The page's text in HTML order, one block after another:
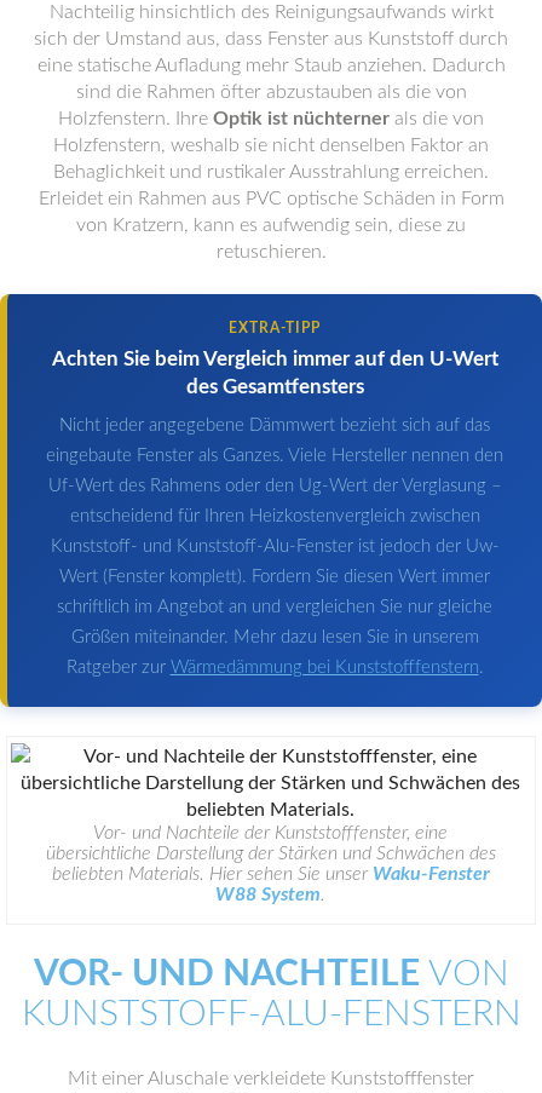
Nachteilig hinsichtlich des Reinigungsaufwands wirkt
sich der Umstand aus, dass Fenster aus Kunststoff durch
eine statische Aufladung mehr Staub anziehen. Dadurch
sind die Rahmen öfter abzustauben als die von
Holzfenstern. Ihre Optik ist nüchterner als die von
Holzfenstern, weshalb sie nicht denselben Faktor an
Behaglichkeit und rustikaler Ausstrahlung erreichen.
Erleidet ein Rahmen aus PVC optische Schäden in Form
von Kratzern, kann es aufwendig sein, diese zu
retuschieren.
EXTRA-TIPP
Achten Sie beim Vergleich immer auf den U-Wert
des Gesamtfensters
Nicht jeder angegebene Dämmwert bezieht sich auf das
eingebaute Fenster als Ganzes. Viele Hersteller nennen den
Uf-Wert des Rahmens oder den Ug-Wert der Verglasung –
entscheidend für Ihren Heizkostenvergleich zwischen
Kunststoff- und Kunststoff-Alu-Fenster ist jedoch der Uw-
Wert (Fenster komplett). Fordern Sie diesen Wert immer
schriftlich im Angebot an und vergleichen Sie nur gleiche
Größen miteinander. Mehr dazu lesen Sie in unserem
Ratgeber zur Wärmedämmung bei Kunststofffenstern.
Vor- und Nachteile der Kunststofffenster, eine
übersichtliche Darstellung der Stärken und Schwächen des
beliebten Materials. Hier sehen Sie unser Waku-Fenster
W88 System.
VOR- UND NACHTEILE VON
KUNSTSTOFF-ALU-FENSTERN
Mit einer Aluschale verkleidete Kunststofffenster